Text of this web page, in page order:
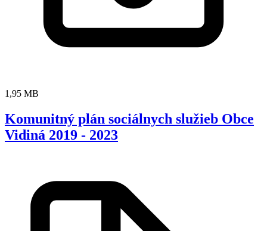
1,95 MB
Komunitný plán sociálnych služieb Obce
Vidiná 2019 - 2023